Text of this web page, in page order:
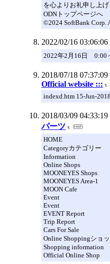
を心よりお礼申し上げ
ODNトップページへ
©2024 SoftBank Corp.
2022/02/16 03:06:06
2022年2月16日 0:00
2018/07/18 07:37:09
Official website :::
indexd.htm 15-Jun-
2018/03/09 04:33:19
パーツ
HOME
Categoryカテゴリー
Information
Online Shops
MOONEYES Shops
MOONEYES Area-1
MOON Cafe
Event
Event
EVENT Report
Trip Report
Cars For Sale
Online Shoppingショ
Shopping information
Official Online Shop